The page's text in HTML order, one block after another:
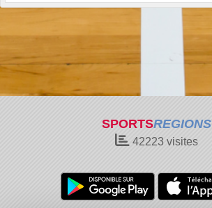
SPORTSREGIONS
42223visites